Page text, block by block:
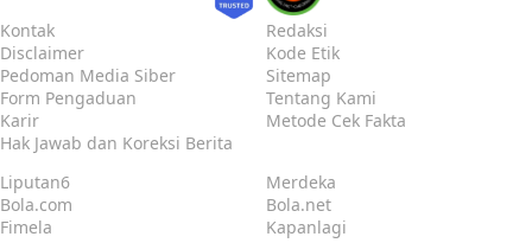
Kontak
Redaksi
Disclaimer
Kode Etik
Pedoman Media Siber
Sitemap
Form Pengaduan
Tentang Kami
Karir
Metode Cek Fakta
Hak Jawab dan Koreksi Berita
Liputan6
Merdeka
Bola.com
Bola.net
Fimela
Kapanlagi